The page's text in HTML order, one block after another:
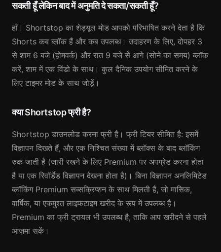
सकती हूँ लेकिन बाद में अनुमति दे सकता/सकती हूँ?
हाँ। Shortstop का शेड्यूल मोड आपको परिभाषित करने देता है कि
Shorts कब ब्लॉक हैं और कब उपलब्ध। उदाहरण के लिए, दोपहर 3
से शाम 6 बजे (होमवर्क) और रात 9 बजे से आगे (सोने का समय) ब्लॉक
करें, शाम में एक विंडो के साथ। कुल दैनिक उपयोग सीमित करने के
लिए टाइमर मोड के साथ जोड़ें।
क्या Shortstop फ्री है?
Shortstop डाउनलोड करना फ्री है। फ्री टियर सीमित है: इसमें
विज्ञापन दिखते हैं, और एक निश्चित संख्या में ब्लॉक्स के बाद ब्लॉकिंग
रुक जाती है (जारी रखने के लिए Premium पर अपग्रेड करना होता
है या एक रिवॉर्डेड विज्ञापन देखना होता है)। बिना विज्ञापन अनलिमिटेड
ब्लॉकिंग Premium सब्सक्रिप्शन के साथ मिलती है, जो मासिक,
वार्षिक, या एकमुश्त लाइफटाइम खरीद के रूप में उपलब्ध है।
Premium का फ्री ट्रायल भी उपलब्ध है, ताकि आप खरीदने से पहले
आज़मा सकें।